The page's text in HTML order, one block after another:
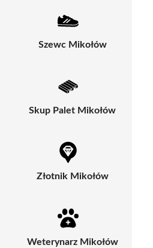
Szewc Mikołów
Skup Palet Mikołów
Złotnik Mikołów
Weterynarz Mikołów